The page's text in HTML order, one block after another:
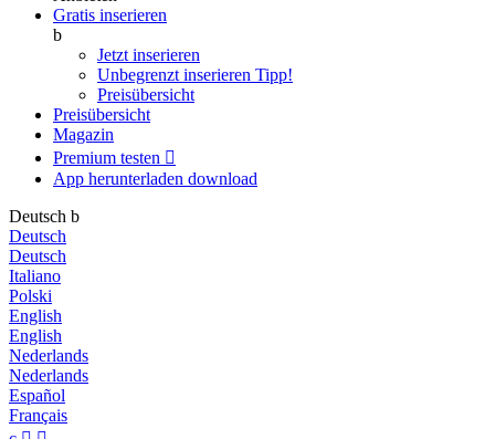
Gratis inserieren
b
Jetzt inserieren
Unbegrenzt inserieren Tipp!
Preisübersicht
Preisübersicht
Magazin
Premium testen 
App herunterladen download
Deutsch b
Deutsch
Deutsch
Italiano
Polski
English
English
Nederlands
Nederlands
Español
Français